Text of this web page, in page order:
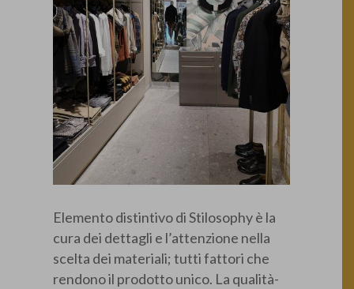
Elemento distintivo di Stilosophy è la
cura dei dettagli e l’attenzione nella
scelta dei materiali; tutti fattori che
rendono il prodotto unico. La qualità-